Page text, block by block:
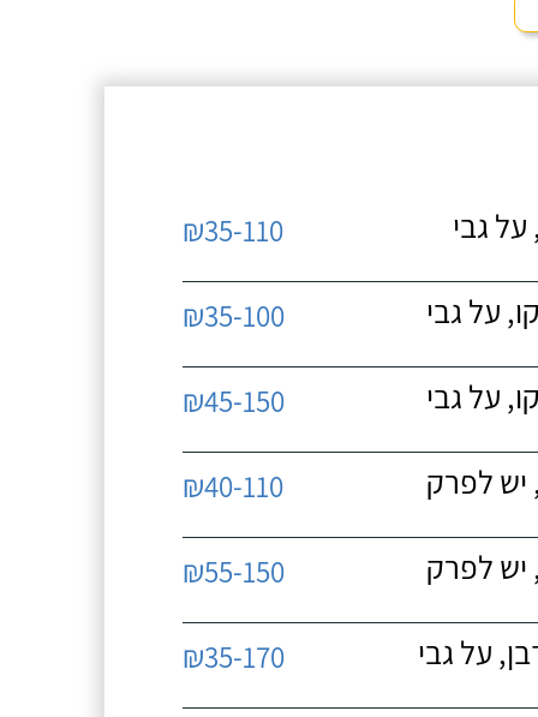
גבי ₪35-110
על גבי ₪35-100
על גבי ₪45-150
לפרק ₪40-110
לפרק ₪55-150
על גבי ₪35-170